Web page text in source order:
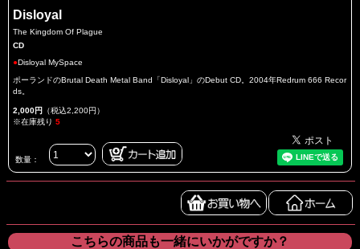
Disloyal
The Kingdom Of Plague
CD
●Disloyal MySpace
ポーランドのBrutal Death Metal Band「Disloyal」のDebut CD。2004年Redrum 666 Recor
ds。
2,000円 （税込2,200円）
※在庫残り 5
数量：
こちらの商品も一緒にいかがですか？